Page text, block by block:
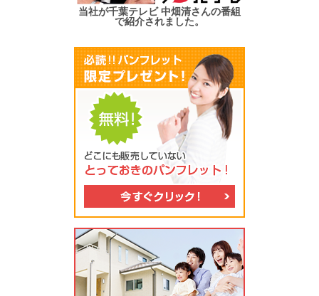
当社が千葉テレビ 中畑清さんの番組
で紹介されました。